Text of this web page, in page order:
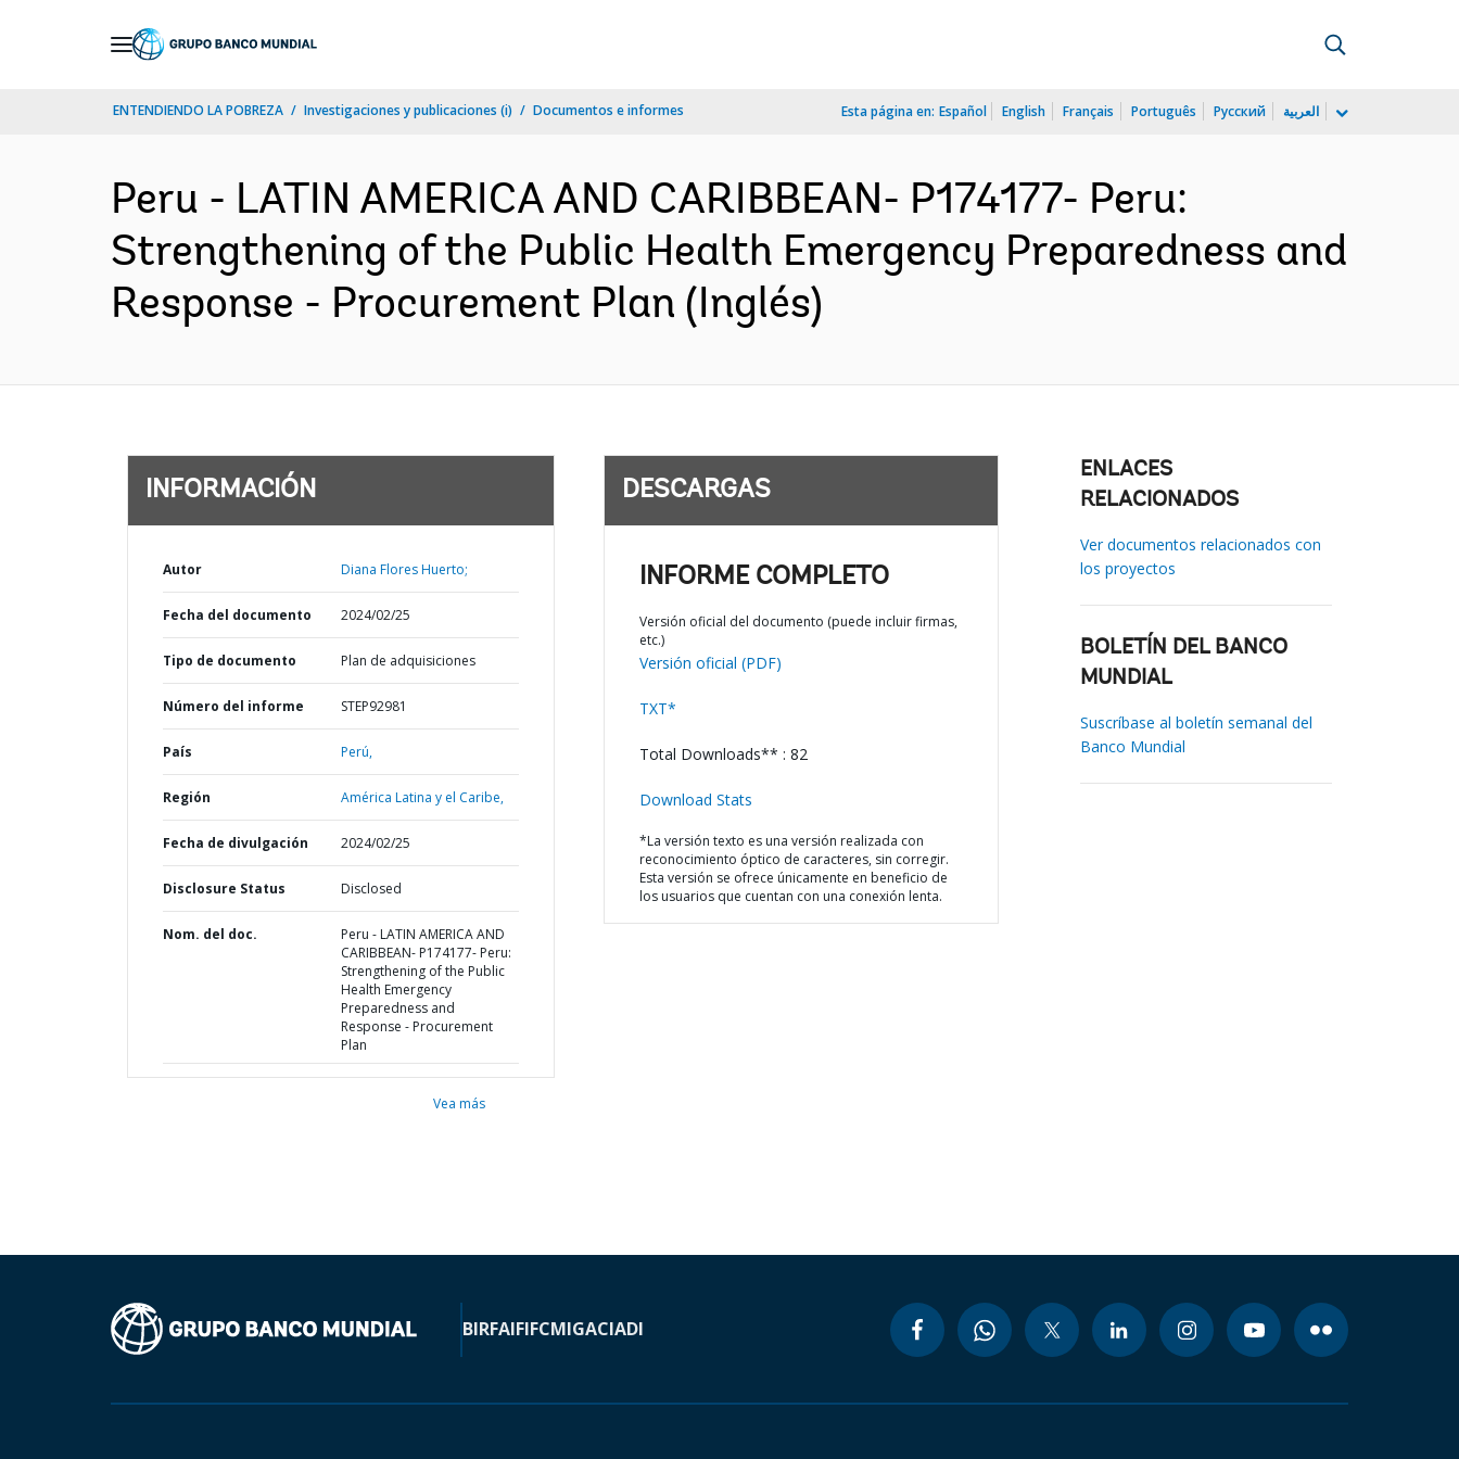
ENTENDIENDO LA POBREZA Investigaciones y publicaciones (i) Documentos e informes Esta página en: Español English Français Português Русский العربية
Peru - LATIN AMERICA AND CARIBBEAN- P174177- Peru:
Strengthening of the Public Health Emergency Preparedness and
Response - Procurement Plan (Inglés)
INFORMACIÓN
Autor Diana Flores Huerto;
Fecha del documento 2024/02/25
Tipo de documento Plan de adquisiciones
Número del informe STEP92981
País Perú,
Región América Latina y el Caribe,
Fecha de divulgación 2024/02/25
Disclosure Status Disclosed
Nom. del doc.
Peru - LATIN AMERICA AND
CARIBBEAN- P174177- Peru:
Strengthening of the Public
Health Emergency
Preparedness and
Response - Procurement
Plan
Vea más
DESCARGAS
INFORME COMPLETO
Versión oficial del documento (puede incluir firmas,
etc.)
Versión oficial (PDF)
TXT*
Total Downloads** : 82
Download Stats
*La versión texto es una versión realizada con
reconocimiento óptico de caracteres, sin corregir.
Esta versión se ofrece únicamente en beneficio de
los usuarios que cuentan con una conexión lenta.
ENLACES
RELACIONADOS
Ver documentos relacionados con
los proyectos
BOLETÍN DEL BANCO
MUNDIAL
Suscríbase al boletín semanal del
Banco Mundial
BIRFAIFIFCMIGACIADI